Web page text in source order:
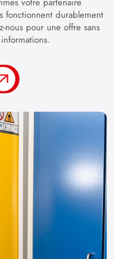
fonctionnent durablement
nous pour une offre sans